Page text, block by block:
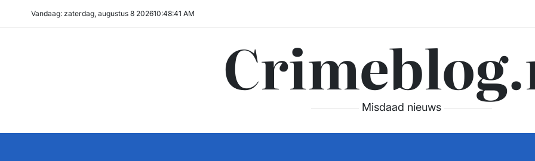
Vandaag: zaterdag, augustus 8 202610:48:42 AM
Misdaad nieuws